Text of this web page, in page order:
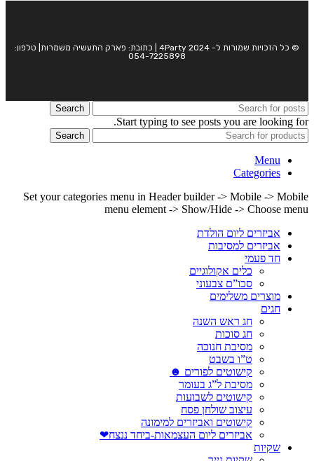
© כל הזכויות שמורות ל- 4Party 2024 | כתובת: פארק התעשיה משמרות| טלפון:
054-7225898
Search
Start typing to see posts you are looking for.
Search
Menu
Categories
Set your categories menu in Header builder -> Mobile -> Mobile
menu element -> Show/Hide -> Choose menu
אביזרים ליום הולדת
אביזרים למסיבות
חד פעמי
כלים אקולוגיים
סכו”ם צבעוני
מוצרים משלימים
חגים
חג ראש השנה
חג סוכות
מסיבת חנוכה
ט”ו בשבט
קישוטים לפורים ☻
מסיבת ל”ג בעומר
קישוטים לשבועות
עיצוב שולחן פסח
קישוטים ואביזרים למימונה
אביזרים ליום העצמאות-ביחד ננצח❤
שקיות